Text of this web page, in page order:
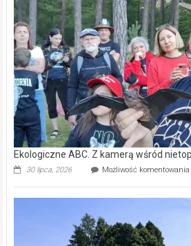
Ekologiczne ABC. Z kamerą wśród
30 lipca, 2026 Możliwość komentowania